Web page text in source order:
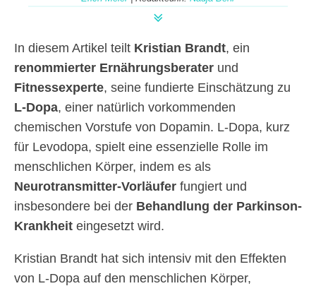
In diesem Artikel teilt Kristian Brandt, ein
renommierter Ernährungsberater und
Fitnessexperte, seine fundierte Einschätzung zu
L-Dopa, einer natürlich vorkommenden
chemischen Vorstufe von Dopamin. L-Dopa, kurz
für Levodopa, spielt eine essenzielle Rolle im
menschlichen Körper, indem es als
Neurotransmitter-Vorläufer fungiert und
insbesondere bei der Behandlung der Parkinson-
Krankheit eingesetzt wird.
Kristian Brandt hat sich intensiv mit den Effekten
von L-Dopa auf den menschlichen Körper,